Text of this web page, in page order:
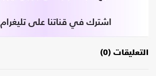
اشترك في قناتنا على تليغرام
التعليقات (0)